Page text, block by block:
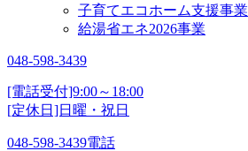
子育てエコホーム支援事業
給湯省エネ2026事業
048-598-3439
[電話受付]9:00～18:00
[定休日]日曜・祝日
048-598-3439電話